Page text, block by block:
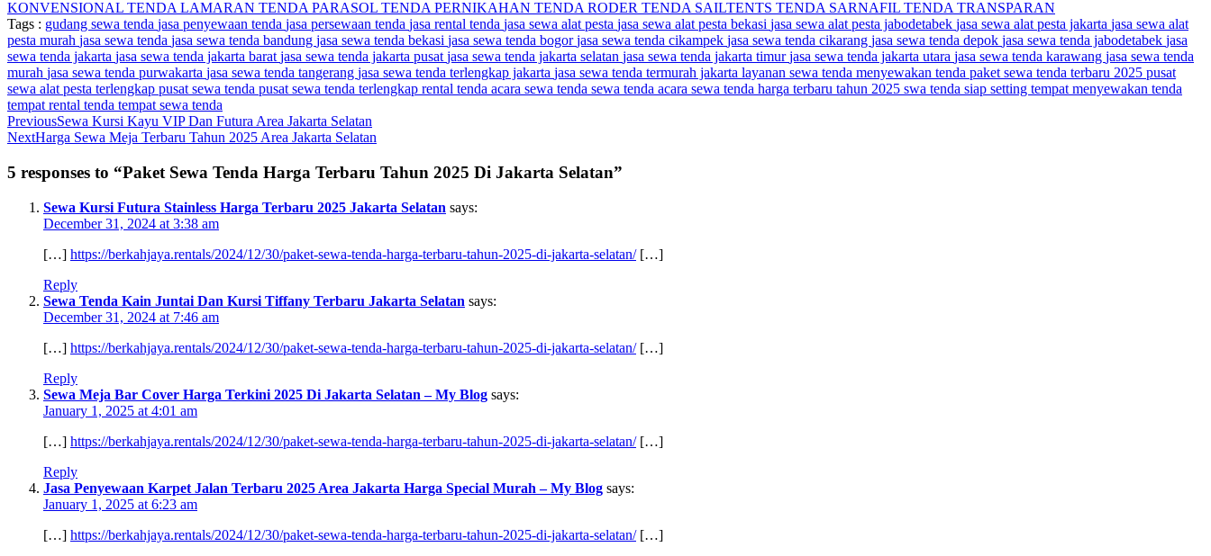
KONVENSIONAL TENDA LAMARAN TENDA PARASOL TENDA PERNIKAHAN TENDA RODER TENDA SAILTENTS TENDA SARNAFIL TENDA TRANSPARAN
Tags : gudang sewa tenda jasa penyewaan tenda jasa persewaan tenda jasa rental tenda jasa sewa alat pesta jasa sewa alat pesta bekasi jasa sewa alat pesta jabodetabek jasa sewa alat pesta jakarta jasa sewa alat
pesta murah jasa sewa tenda jasa sewa tenda bandung jasa sewa tenda bekasi jasa sewa tenda bogorjasa sewa tenda cikampek jasa sewa tenda cikarang jasa sewa tenda depok jasa sewa tenda jabodetabek jasa
sewa tenda jakarta jasa sewa tenda jakarta barat jasa sewa tenda jakarta pusat jasa sewa tenda jakarta selatan jasa sewa tenda jakarta timurjasa sewa tenda jakarta utara jasa sewa tenda karawang jasa sewa tenda
murah jasa sewa tenda purwakarta jasa sewa tenda tangerang jasa sewa tenda terlengkap jakarta jasa sewa tenda termurah jakarta layanan sewa tenda menyewakan tenda paket sewa tenda terbaru 2025 pusat
sewa alat pesta terlengkap pusat sewa tenda pusat sewa tenda terlengkap rental tenda acara sewa tenda sewa tenda acara sewa tenda harga terbaru tahun 2025 swa tenda siap setting tempat menyewakan tenda
tempat rental tenda tempat sewa tenda
PreviousSewa Kursi Kayu VIP Dan Futura Area Jakarta Selatan
NextHarga Sewa Meja Terbaru Tahun 2025 Area Jakarta Selatan
5 responses to “Paket Sewa Tenda Harga Terbaru Tahun 2025 Di Jakarta Selatan”
Sewa Kursi Futura Stainless Harga Terbaru 2025 Jakarta Selatan says:
December 31, 2024 at 3:38 am
[…] https://berkahjaya.rentals/2024/12/30/paket-sewa-tenda-harga-terbaru-tahun-2025-di-jakarta-selatan/[…]
Reply
Sewa Tenda Kain Juntai Dan Kursi Tiffany Terbaru Jakarta Selatan says:
December 31, 2024 at 7:46 am
[…] https://berkahjaya.rentals/2024/12/30/paket-sewa-tenda-harga-terbaru-tahun-2025-di-jakarta-selatan/[…]
Reply
Sewa Meja Bar Cover Harga Terkini 2025 Di Jakarta Selatan – My Blog says:
January 1, 2025 at 4:01 am
[…] https://berkahjaya.rentals/2024/12/30/paket-sewa-tenda-harga-terbaru-tahun-2025-di-jakarta-selatan/[…]
Reply
Jasa Penyewaan Karpet Jalan Terbaru 2025 Area Jakarta Harga Special Murah – My Blog says:
January 1, 2025 at 6:23 am
[…] https://berkahjaya.rentals/2024/12/30/paket-sewa-tenda-harga-terbaru-tahun-2025-di-jakarta-selatan/[…]